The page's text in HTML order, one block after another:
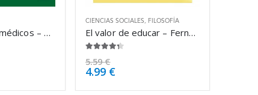
Filosofía para médicos – Mario Bunge
CIENCIAS SOCIALES FILOSOFÍA
El valor de educar – Fernando Savater
5.59€
4.99 €